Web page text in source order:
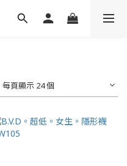
每頁顯示 24 個